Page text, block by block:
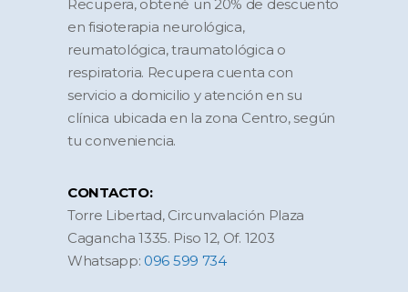
Recupera, obtené un 20% de descuento
en fisioterapia neurológica,
reumatológica, traumatológica o
respiratoria. Recupera cuenta con
servicio a domicilio y atención en su
clínica ubicada en la zona Centro, según
tu conveniencia.
CONTACTO:
Torre Libertad, Circunvalación Plaza
Cagancha 1335. Piso 12, Of. 1203
Whatsapp: 096 599 734